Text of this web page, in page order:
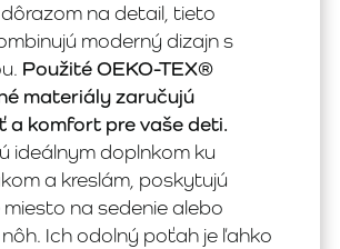
na detail, tieto
moderný dizajn s
Použité OEKO-TEX®
materiály zaručujú
a komfort pre vaše deti.
ideálnym doplnkom ku
a kreslám, poskytujú
na sedenie alebo
Ich odolný poťah je ľahko